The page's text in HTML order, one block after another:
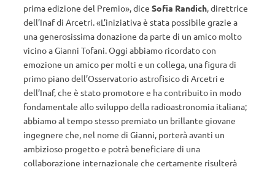
prima edizione del Premio», dice Sofia Randich, direttrice
dell’Inaf di Arcetri. «L’iniziativa è stata possibile grazie a
una generosissima donazione da parte di un amico molto
vicino a Gianni Tofani. Oggi abbiamo ricordato con
emozione un amico per molti e un collega, una figura di
primo piano dell’Osservatorio astrofisico di Arcetri e
dell’Inaf, che è stato promotore e ha contribuito in modo
fondamentale allo sviluppo della radioastronomia italiana;
abbiamo al tempo stesso premiato un brillante giovane
ingegnere che, nel nome di Gianni, porterà avanti un
ambizioso progetto e potrà beneficiare di una
collaborazione internazionale che certamente risulterà